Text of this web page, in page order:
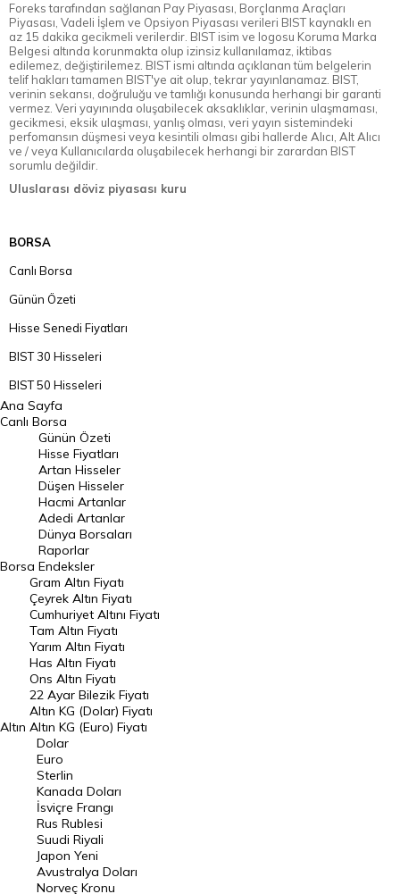
Foreks tarafından sağlanan Pay Piyasası, Borçlanma Araçları
Piyasası, Vadeli İşlem ve Opsiyon Piyasası verileri BIST kaynaklı en
az 15 dakika gecikmeli verilerdir. BIST isim ve logosu Koruma Marka
Belgesi altında korunmakta olup izinsiz kullanılamaz, iktibas
edilemez, değiştirilemez. BIST ismi altında açıklanan tüm belgelerin
telif hakları tamamen BIST'ye ait olup, tekrar yayınlanamaz. BIST,
verinin sekansı, doğruluğu ve tamlığı konusunda herhangi bir garanti
vermez. Veri yayınında oluşabilecek aksaklıklar, verinin ulaşmaması,
gecikmesi, eksik ulaşması, yanlış olması, veri yayın sistemindeki
perfomansın düşmesi veya kesintili olması gibi hallerde Alıcı, Alt Alıcı
ve / veya Kullanıcılarda oluşabilecek herhangi bir zarardan BIST
sorumlu değildir.
Uluslarası döviz piyasası kuru
BORSA
Canlı Borsa
Günün Özeti
Hisse Senedi Fiyatları
BIST 30 Hisseleri
BIST 50 Hisseleri
BIST 100 Hisseleri
En Çok Artan Hisseler
En Çok Düşen Hisseler
Hacmi Artanlar
Geçmiş Kapanışlar
Dünya Borsaları
Raporlar
Endeksler
DÖVİZ
Döviz Kuru
Dolar Kuru
Euro Kuru
Pound Kuru
Frank Kuru
Riyal Kuru
Avustralya Doları
Danimarka Kronu Kuru
Ana Sayfa
Canlı Borsa
Borsa
Günün Özeti
Hisse Fiyatları
Artan Hisseler
Düşen Hisseler
Hacmi Artanlar
Adedi Artanlar
Dünya Borsaları
Raporlar
Endeksler
Altın
Gram Altın Fiyatı
Çeyrek Altın Fiyatı
Cumhuriyet Altını Fiyatı
Tam Altın Fiyatı
Yarım Altın Fiyatı
Has Altın Fiyatı
Ons Altın Fiyatı
22 Ayar Bilezik Fiyatı
Altın KG (Dolar) Fiyatı
Altın KG (Euro) Fiyatı
Dolar
Euro
Sterlin
Kanada Doları
İsviçre Frangı
Rus Rublesi
Suudi Riyali
Japon Yeni
Avustralya Doları
Norveç Kronu